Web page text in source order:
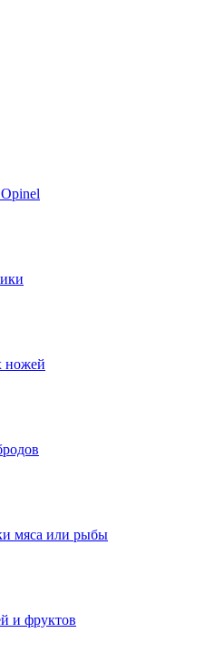
ножей
мяса или рыбы
и фруктов